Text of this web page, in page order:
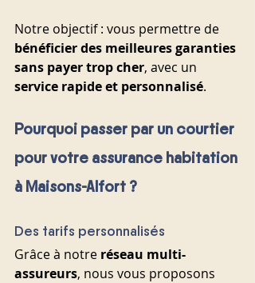
Notre objectif : vous permettre de
bénéficier des meilleures garanties
sans payer trop cher, avec un
service rapide et personnalisé.
Pourquoi passer par un courtier
pour votre assurance habitation
à Maisons-Alfort ?
Des tarifs personnalisés
Grâce à notre réseau multi-
assureurs, nous vous proposons